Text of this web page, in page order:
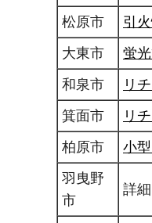
松原市
引
大東市
蛍
和泉市
リ
箕面市
リ
柏原市
小
羽曳野
市
詳